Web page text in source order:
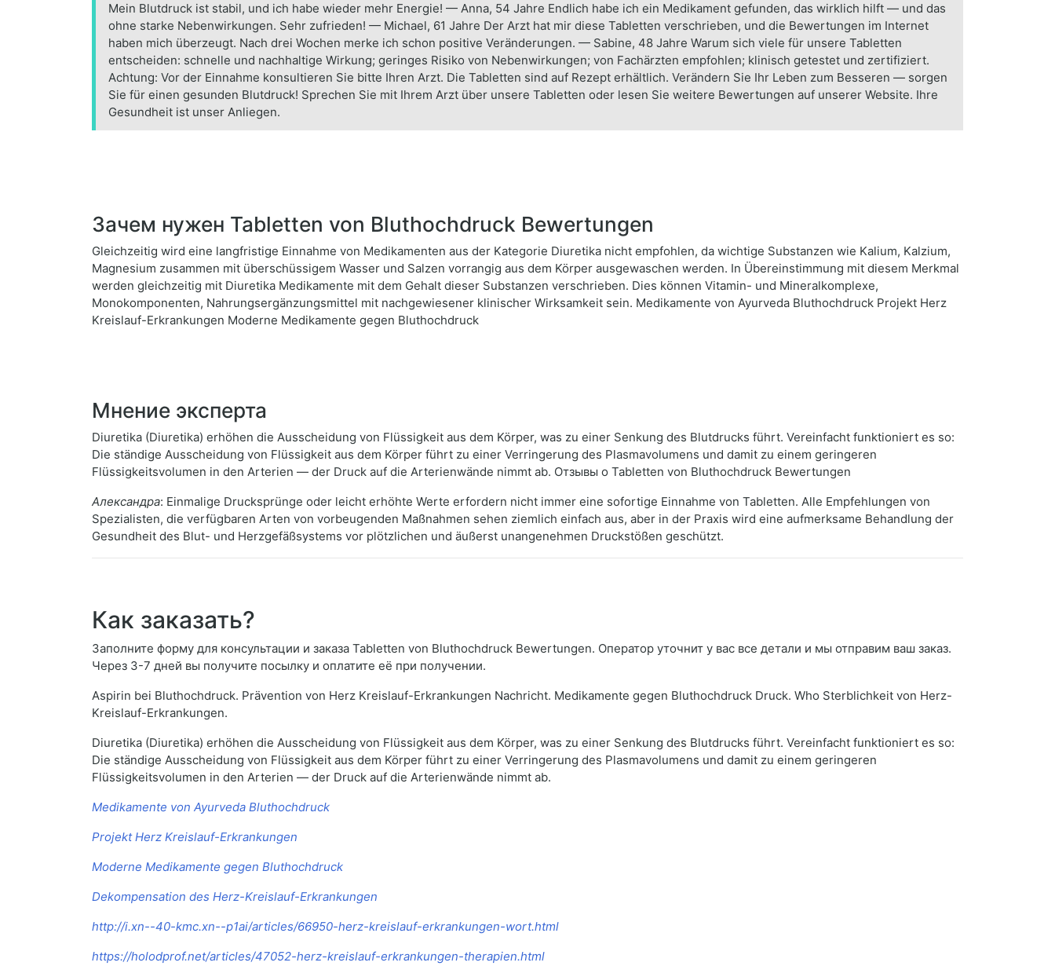
Mein Blutdruck ist stabil, und ich habe wieder mehr Energie! — Anna, 54 Jahre Endlich habe ich ein Medikament gefunden, das wirklich hilft — und das
ohne starke Nebenwirkungen. Sehr zufrieden! — Michael, 61 Jahre Der Arzt hat mir diese Tabletten verschrieben, und die Bewertungen im Internet
haben mich überzeugt. Nach drei Wochen merke ich schon positive Veränderungen. — Sabine, 48 Jahre Warum sich viele für unsere Tabletten
entscheiden: schnelle und nachhaltige Wirkung; geringes Risiko von Nebenwirkungen; von Fachärzten empfohlen; klinisch getestet und zertifiziert.
Achtung: Vor der Einnahme konsultieren Sie bitte Ihren Arzt. Die Tabletten sind auf Rezept erhältlich. Verändern Sie Ihr Leben zum Besseren — sorgen
Sie für einen gesunden Blutdruck! Sprechen Sie mit Ihrem Arzt über unsere Tabletten oder lesen Sie weitere Bewertungen auf unserer Website. Ihre
Gesundheit ist unser Anliegen.
Зачем нужен Tabletten von Bluthochdruck Bewertungen
Gleichzeitig wird eine langfristige Einnahme von Medikamenten aus der Kategorie Diuretika nicht empfohlen, da wichtige Substanzen wie Kalium, Kalzium,
Magnesium zusammen mit überschüssigem Wasser und Salzen vorrangig aus dem Körper ausgewaschen werden. In Übereinstimmung mit diesem Merkmal
werden gleichzeitig mit Diuretika Medikamente mit dem Gehalt dieser Substanzen verschrieben. Dies können Vitamin- und Mineralkomplexe,
Monokomponenten, Nahrungsergänzungsmittel mit nachgewiesener klinischer Wirksamkeit sein. Medikamente von Ayurveda Bluthochdruck Projekt Herz
Kreislauf-Erkrankungen Moderne Medikamente gegen Bluthochdruck
Мнение эксперта
Diuretika (Diuretika) erhöhen die Ausscheidung von Flüssigkeit aus dem Körper, was zu einer Senkung des Blutdrucks führt. Vereinfacht funktioniert es so:
Die ständige Ausscheidung von Flüssigkeit aus dem Körper führt zu einer Verringerung des Plasmavolumens und damit zu einem geringeren
Flüssigkeitsvolumen in den Arterien — der Druck auf die Arterienwände nimmt ab. Отзывы о Tabletten von Bluthochdruck Bewertungen
Александра: Einmalige Drucksprünge oder leicht erhöhte Werte erfordern nicht immer eine sofortige Einnahme von Tabletten. Alle Empfehlungen von
Spezialisten, die verfügbaren Arten von vorbeugenden Maßnahmen sehen ziemlich einfach aus, aber in der Praxis wird eine aufmerksame Behandlung der
Gesundheit des Blut- und Herzgefäßsystems vor plötzlichen und äußerst unangenehmen Druckstößen geschützt.
Как заказать?
Заполните форму для консультации и заказа Tabletten von Bluthochdruck Bewertungen. Оператор уточнит у вас все детали и мы отправим ваш заказ.
Через 3-7 дней вы получите посылку и оплатите её при получении.
Aspirin bei Bluthochdruck. Prävention von Herz Kreislauf-Erkrankungen Nachricht. Medikamente gegen Bluthochdruck Druck. Who Sterblichkeit von Herz-
Kreislauf-Erkrankungen.
Diuretika (Diuretika) erhöhen die Ausscheidung von Flüssigkeit aus dem Körper, was zu einer Senkung des Blutdrucks führt. Vereinfacht funktioniert es so:
Die ständige Ausscheidung von Flüssigkeit aus dem Körper führt zu einer Verringerung des Plasmavolumens und damit zu einem geringeren
Flüssigkeitsvolumen in den Arterien — der Druck auf die Arterienwände nimmt ab.
Medikamente von Ayurveda Bluthochdruck
Projekt Herz Kreislauf-Erkrankungen
Moderne Medikamente gegen Bluthochdruck
Dekompensation des Herz-Kreislauf-Erkrankungen
http://i.xn--40-kmc.xn--p1ai/articles/66950-herz-kreislauf-erkrankungen-wort.html
https://holodprof.net/articles/47052-herz-kreislauf-erkrankungen-therapien.html